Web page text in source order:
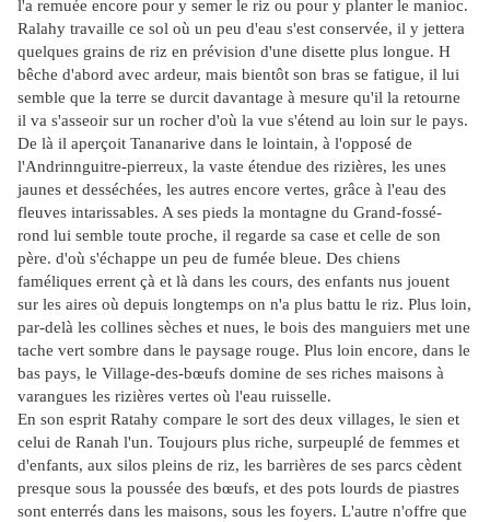
l'a remuée encore pour y semer le riz ou pour y planter le manioc.
Ralahy travaille ce sol où un peu d'eau s'est conservée, il y jettera
quelques grains de riz en prévision d'une disette plus longue. H
bêche d'abord avec ardeur, mais bientôt son bras se fatigue, il lui
semble que la terre se durcit davantage à mesure qu'il la retourne
il va s'asseoir sur un rocher d'où la vue s'étend au loin sur le pays.
De là il aperçoit Tananarive dans le lointain, à l'opposé de
l'Andrinnguitre-pierreux, la vaste étendue des rizières, les unes
jaunes et desséchées, les autres encore vertes, grâce à l'eau des
fleuves intarissables. A ses pieds la montagne du Grand-fossé-
rond lui semble toute proche, il regarde sa case et celle de son
père. d'où s'échappe un peu de fumée bleue. Des chiens
faméliques errent çà et là dans les cours, des enfants nus jouent
sur les aires où depuis longtemps on n'a plus battu le riz. Plus loin,
par-delà les collines sèches et nues, le bois des manguiers met une
tache vert sombre dans le paysage rouge. Plus loin encore, dans le
bas pays, le Village-des-bœufs domine de ses riches maisons à
varangues les rizières vertes où l'eau ruisselle.
En son esprit Ratahy compare le sort des deux villages, le sien et
celui de Ranah l'un. Toujours plus riche, surpeuplé de femmes et
d'enfants, aux silos pleins de riz, les barrières de ses parcs cèdent
presque sous la poussée des bœufs, et des pots lourds de piastres
sont enterrés dans les maisons, sous les foyers. L'autre n'offre que